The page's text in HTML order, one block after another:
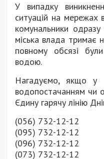
У випадку
ситуацій на мережах
комунальники
міська влада тримає
повному обсязі
водою.
Нагадуємо, якщо у
водопостачанням чи
Єдину гарячу лінію
(056) 732-12-12
(095) 732-12-12
(096) 732-12-12
(073) 732-12-12